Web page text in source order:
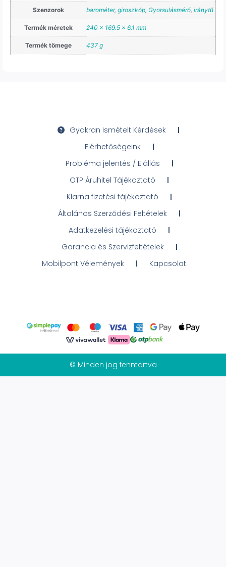
Szenzorok barométer, giroszkóp, Gyorsulásmérő, iránytű
Termék méretek 240 x 169.5 x 6.1 mm
Termék tömege 437 g
Gyakran Ismételt Kérdések
Elérhetőségeink
Probléma jelentés / Elállás
OTP Áruhitel Tájékoztató
Klarna fizetési tájékoztató
Általános Szerződési Feltételek
Adatkezelési tájékoztató
Garancia és Szervizfeltételek
Mobilpont Vélemények
Kapcsolat
© Minden jog fenntartva